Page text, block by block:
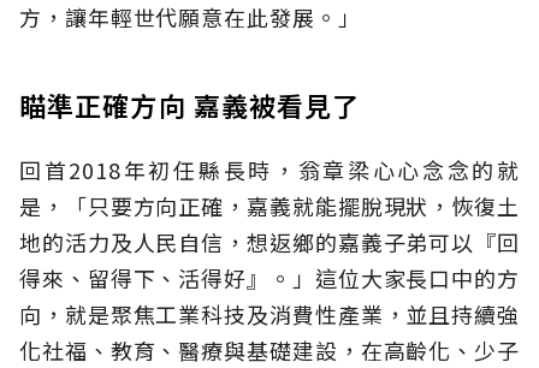
方，讓年輕世代願意在此發展。」
瞄準正確方向 嘉義被看見了
回首2018年初任縣長時，翁章梁心心念念的就
是，「只要方向正確，嘉義就能擺脫現狀，恢復土
地的活力及人民自信，想返鄉的嘉義子弟可以『回
得來、留得下、活得好』。」這位大家長口中的方
向，就是聚焦工業科技及消費性產業，並且持續強
化社福、教育、醫療與基礎建設，在高齡化、少子